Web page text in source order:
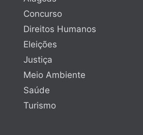
Concurso
Direitos Humanos
Eleições
Justiça
Meio Ambiente
Saúde
Turismo